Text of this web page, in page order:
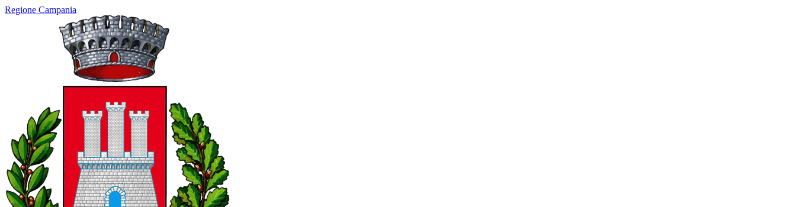
Regione Campania